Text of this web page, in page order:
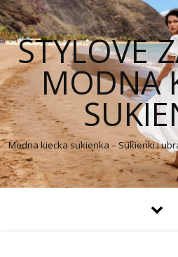
STYLOVE
MODNA
Modna kiecka sukienka – Sukienki i